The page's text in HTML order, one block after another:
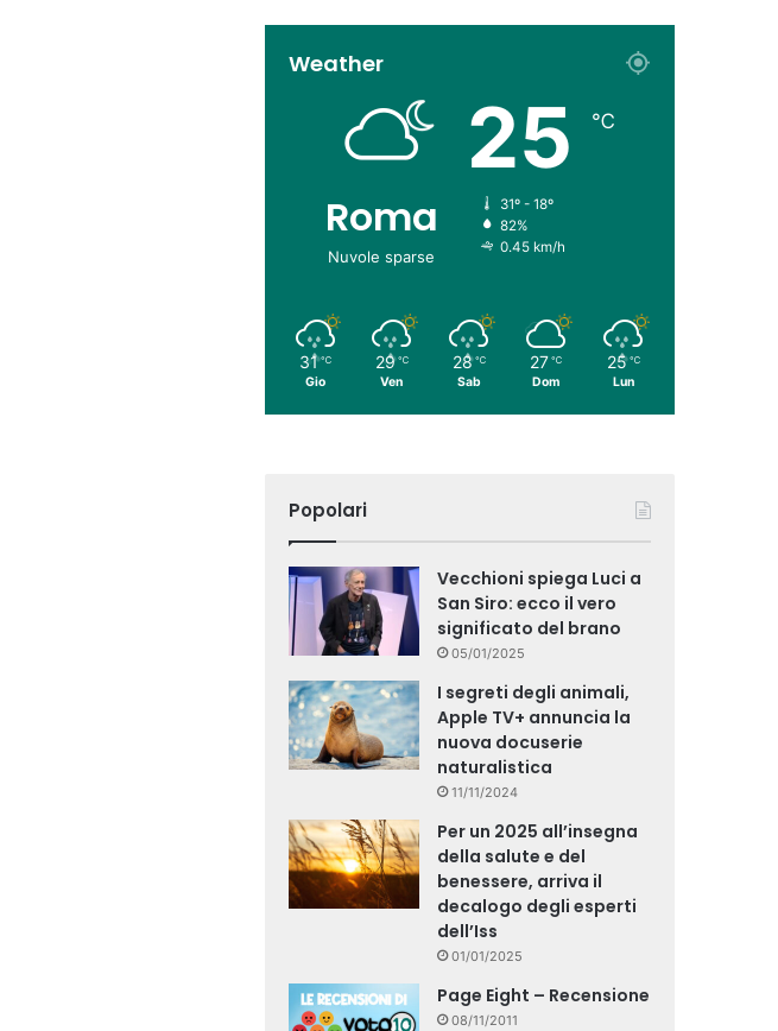
Weather
Roma
Nuvole sparse
25 ℃
31º - 18º
82%
0.45 km/h
31 ℃
Gio
29 ℃
Ven
28 ℃
Sab
27 ℃
Dom
25 ℃
Lun
Popolari
Vecchioni spiega Luci a
San Siro: ecco il vero
significato del brano
05/01/2025
I segreti degli animali,
Apple TV+ annuncia la
nuova docuserie
naturalistica
11/11/2024
Per un 2025 all’insegna
della salute e del
benessere, arriva il
decalogo degli esperti
dell’Iss
01/01/2025
Page Eight – Recensione
08/11/2011